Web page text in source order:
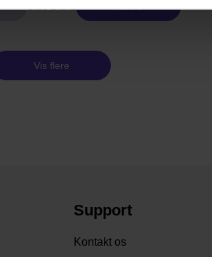
Næste
Vis flere
Support
Kontakt os